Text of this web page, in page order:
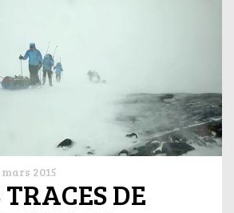
mars 2015
DE